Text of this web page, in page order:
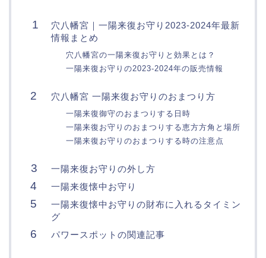
穴八幡宮｜一陽来復お守り2023-2024年最新
情報まとめ
穴八幡宮の一陽来復お守りと効果とは？
一陽来復お守りの2023-2024年の販売情報
穴八幡宮 一陽来復お守りのおまつり方
一陽来復御守のおまつりする日時
一陽来復お守りのおまつりする恵方方角と場所
一陽来復お守りのおまつりする時の注意点
一陽来復お守りの外し方
一陽来復懐中お守り
一陽来復懐中お守りの財布に入れるタイミン
グ
パワースポットの関連記事